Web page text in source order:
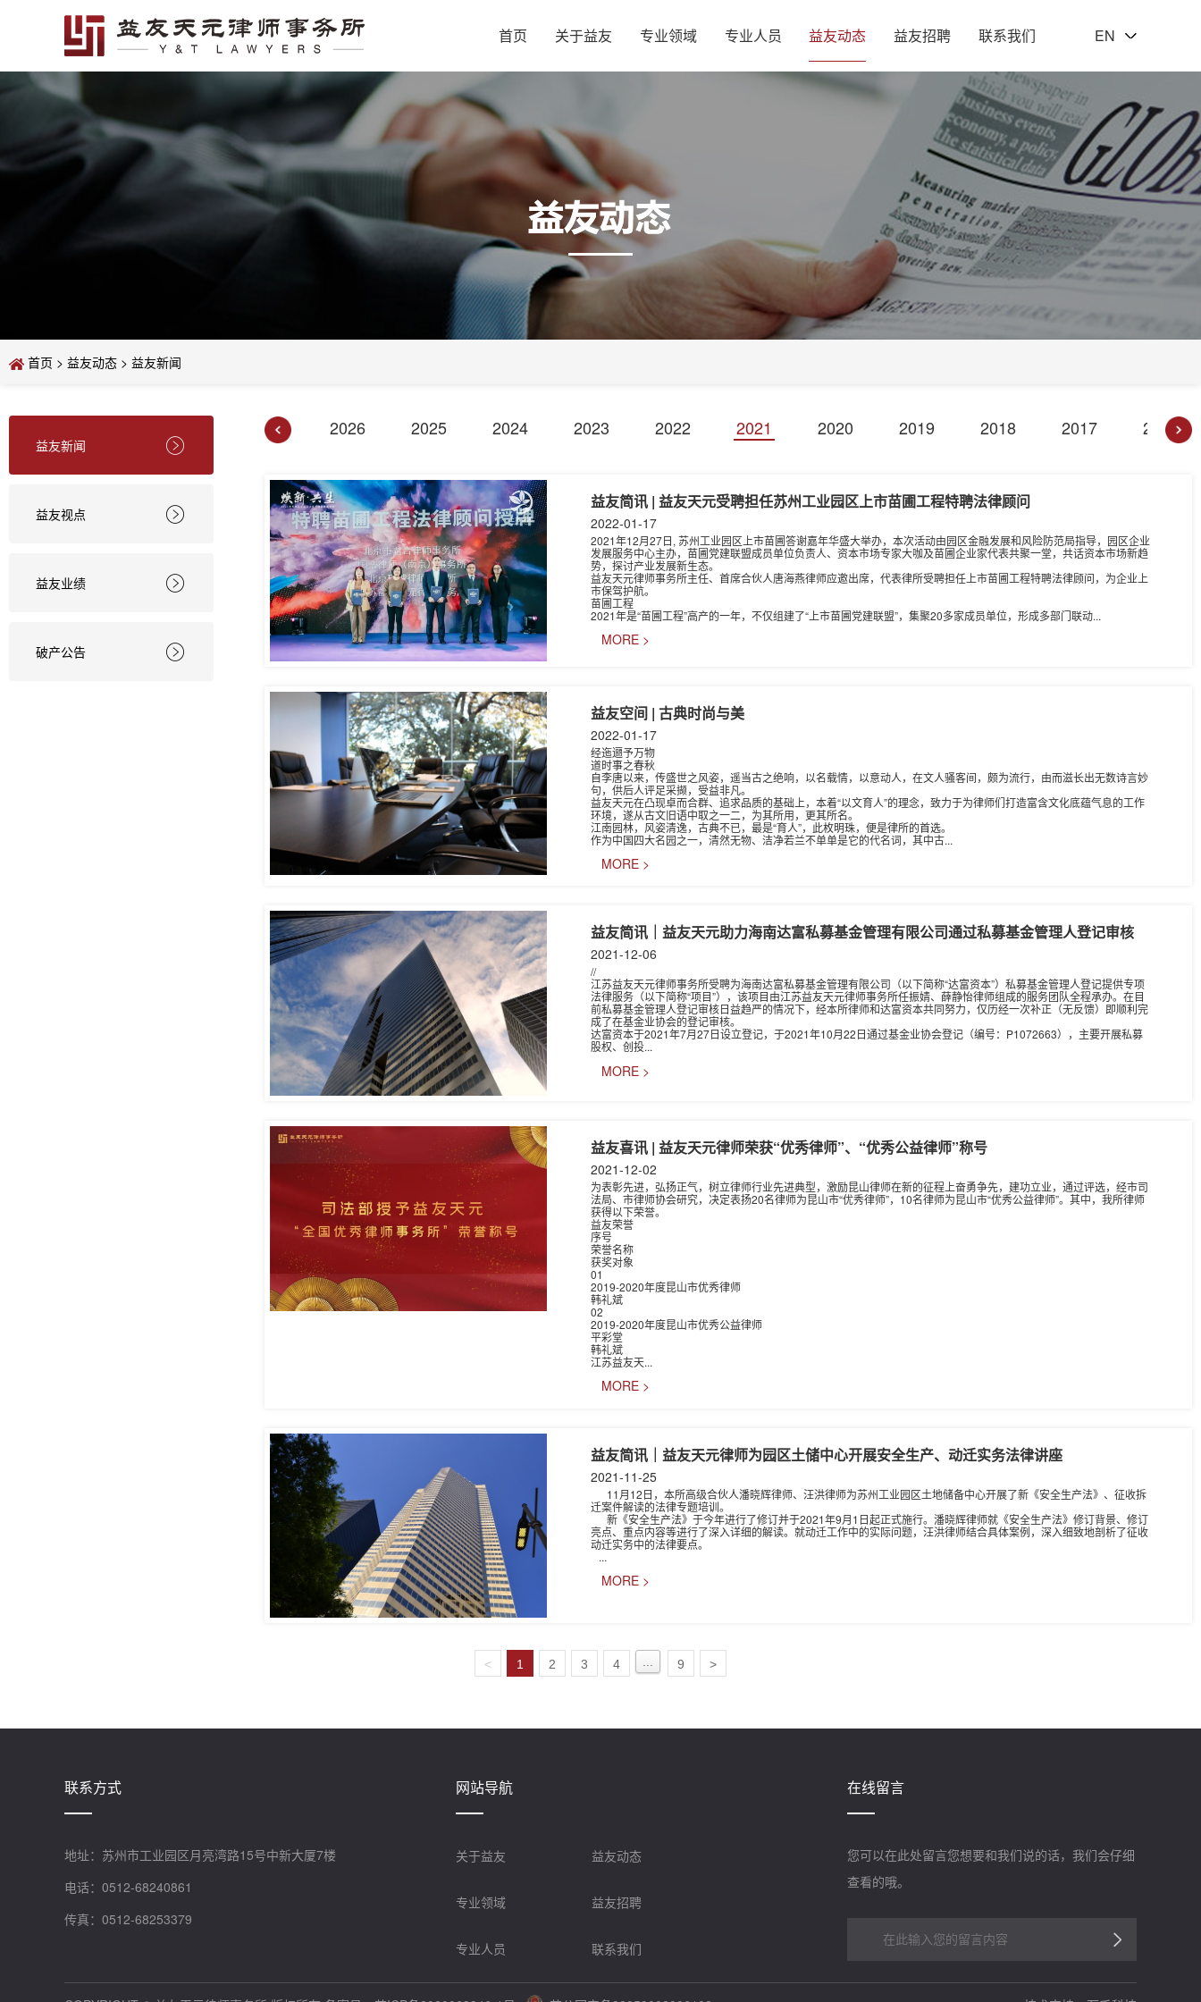
首页 关于益友 专业领域 专业人员 益友动态 益友招聘 联系我们 EN
首页 > 益友动态 > 益友新闻
益友新闻 
益友视点 
益友业绩 
破产公告 
2026 2025 2024 2023 2022 2021 2020 2019 2018 2017 2016
益友简讯 | 益友天元受聘担任苏州工业园区上市苗圃工程特聘法律顾问
2022-01-17
2021年12月27日, 苏州工业园区上市苗圃答谢嘉年华盛大举办，本次活动由园区金融发展和风险防范局指导，园区企业
发展服务中心主办，苗圃党建联盟成员单位负责人、资本市场专家大咖及苗圃企业家代表共聚一堂，共话资本市场新趋
势，探讨产业发展新生态。
益友天元律师事务所主任、首席合伙人唐海燕律师应邀出席，代表律所受聘担任上市苗圃工程特聘法律顾问，为企业上
市保驾护航。
苗圃工程
2021年是“苗圃工程”高产的一年，不仅组建了“上市苗圃党建联盟”，集聚20多家成员单位，形成多部门联动...
MORE >
益友空间 | 古典时尚与美
2022-01-17
经迤逦予万物
道时事之春秋
自李唐以来，传盛世之风姿，遥当古之绝响，以名载情，以意动人，在文人骚客间，颇为流行，由而滋长出无数诗言妙
句，供后人评足采撷，受益非凡。
益友天元在凸现卓而合群、追求品质的基础上，本着“以文育人”的理念，致力于为律师们打造富含文化底蕴气息的工作
环境，遂从古文旧语中取之一二，为其所用，更其所名。
江南园林，风姿清逸，古典不已，最是“育人”，此枚明珠，便是律所的首选。
作为中国四大名园之一，清然无物、洁净若兰不单单是它的代名词，其中古...
MORE >
益友简讯｜益友天元助力海南达富私募基金管理有限公司通过私募基金管理人登记审核
2021-12-06
//
江苏益友天元律师事务所受聘为海南达富私募基金管理有限公司（以下简称“达富资本”）私募基金管理人登记提供专项
法律服务（以下简称“项目”），该项目由江苏益友天元律师事务所任振婧、薛静怡律师组成的服务团队全程承办。在目
前私募基金管理人登记审核日益趋严的情况下，经本所律师和达富资本共同努力，仅历经一次补正（无反馈）即顺利完
成了在基金业协会的登记审核。
达富资本于2021年7月27日设立登记，于2021年10月22日通过基金业协会登记（编号：P1072663），主要开展私募
股权、创投...
MORE >
益友喜讯 | 益友天元律师荣获“优秀律师”、“优秀公益律师”称号
2021-12-02
为表彰先进，弘扬正气，树立律师行业先进典型，激励昆山律师在新的征程上奋勇争先，建功立业，通过评选，经市司
法局、市律师协会研究，决定表扬20名律师为昆山市“优秀律师”，10名律师为昆山市“优秀公益律师”。其中，我所律师
获得以下荣誉。
益友荣誉
序号
荣誉名称
获奖对象
01
2019-2020年度昆山市优秀律师
韩礼斌
02
2019-2020年度昆山市优秀公益律师
平彩堂
韩礼斌
江苏益友天...
MORE >
益友简讯｜益友天元律师为园区土储中心开展安全生产、动迁实务法律讲座
2021-11-25
11月12日，本所高级合伙人潘晓辉律师、汪洪律师为苏州工业园区土地储备中心开展了新《安全生产法》、征收拆
迁案件解读的法律专题培训。
新《安全生产法》于今年进行了修订并于2021年9月1日起正式施行。潘晓辉律师就《安全生产法》修订背景、修订
亮点、重点内容等进行了深入详细的解读。就动迁工作中的实际问题，汪洪律师结合具体案例，深入细致地剖析了征收
动迁实务中的法律要点。
...
MORE >
< 1 2 3 4 ... 9 >
联系方式
地址：苏州市工业园区月亮湾路15号中新大厦7楼
电话：0512-68240861
传真：0512-68253379
网站导航
关于益友 益友动态
专业领域 益友招聘
专业人员 联系我们
在线留言
您可以在此处留言您想要和我们说的话，我们会仔细
查看的哦。